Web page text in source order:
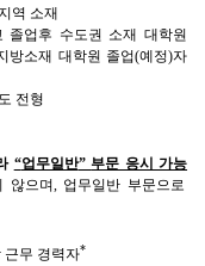
역 소재
졸업후 수도권 소재 대학원
방소재 대학원 졸업(예정)자
전형
“업무일반”부문 응시 가능
않으며, 업무일반 부문으로
근무 경력자*